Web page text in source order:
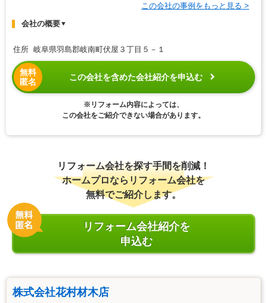
この会社の事例をもっと見る >
会社の概要▼
住所 岐阜県羽島郡岐南町伏屋３丁目５－１
無料
匿名
この会社を含めた会社紹介を申込む
※リフォーム内容によっては、
この会社をご紹介できない場合があります。
リフォーム会社を探す手間を削減！
ホームプロならリフォーム会社を
無料でご紹介します。
リフォーム会社紹介を
申込む
株式会社花村材木店